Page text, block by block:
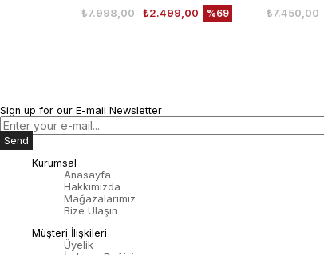
₺2.499,00
₺7.998,00 %69 ₺7.450,00
Sign up for our E-mail Newsletter
Send
Kurumsal
Anasayfa
Hakkımızda
Mağazalarımız
Bize Ulaşın
Müşteri İlişkileri
Üyelik